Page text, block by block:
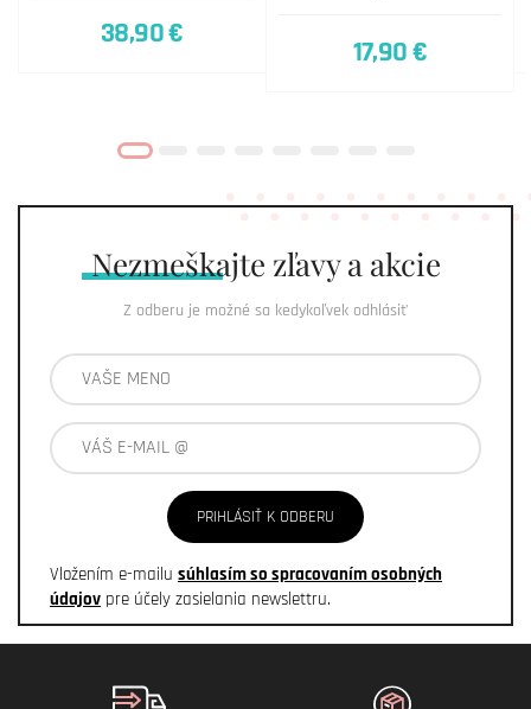
38,90 €
17,90 €
Nezmeškajte zľavy a akcie
Z odberu je možné sa kedykoľvek odhlásiť
PRIHLÁSIŤ K ODBERU
Vložením e-mailu súhlasím so spracovaním osobných
údajov pre účely zasielania newslettru.